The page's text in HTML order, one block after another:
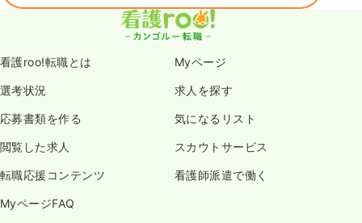
看護roo!転職とは Myページ
選考状況 求人を探す
応募書類を作る 気になるリスト
閲覧した求人 スカウトサービス
転職応援コンテンツ 看護師派遣で働く
MyページFAQ